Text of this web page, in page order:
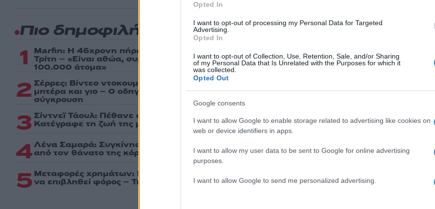
Opted In
I want to opt-out of processing my Personal Data for Targeted
Advertising.
Opted In
I want to opt-out of Collection, Use, Retention, Sale, and/or Sharing
of my Personal Data that Is Unrelated with the Purposes for which it
was collected.
Opted Out
Google consents
I want to allow Google to enable storage related to advertising like cookies on
web or device identifiers in apps.
I want to allow my user data to be sent to Google for online advertising
purposes.
I want to allow Google to send me personalized advertising.
Πιο δημοφιλή
1 Marfin: Η 46χρονη πήρε προθεσμία για να απολογηθεί την
Τρίτη – «Είναι αθώα, συμμετείχε στη διαδήλωση όπως και
100.000 άτομα»
2 Σέρρες: Βίντεο ντοκουμέντο από το τροχαίο με νεκρούς
μητέρα και γιο – Ο οδηγός του φορτηγού κατέγραψε τη
σύγκρουση
3 Σίντνεϊ Τάουλ: Πέθανε σε ηλικία 26 ετών η σταρ του TikTok –
Kατέγραφε τη ζωή της με τον καρκίνο
4Λένα Σαμαρά: Συγκίνηση στο μνημόσυνο για τον έναν χρόνο
από τον θάνατο της κόρης του Αντώνη Σαμαρά
5 Μεταφορές χρημάτων: Πότε μπορεί να θεωρηθούν δωρεές και
να επιβληθεί φόρος – Τι ισχυεί για τις γονικές παροχές
Πιο
184 Έφυγαν οι
επόμενη μέρα
Canadair 515:
αεροσκάφους
φωτιάς
Βγήκαν ξανά τα
«Καρυστιανού,
φοβικό
Το πολωμένο
και Βοιωτία:
χρόνων»
Απίστευτο κι
ραντεβού του
επειδή